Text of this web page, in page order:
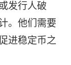
发行人破
。他们需要
进稳定币之